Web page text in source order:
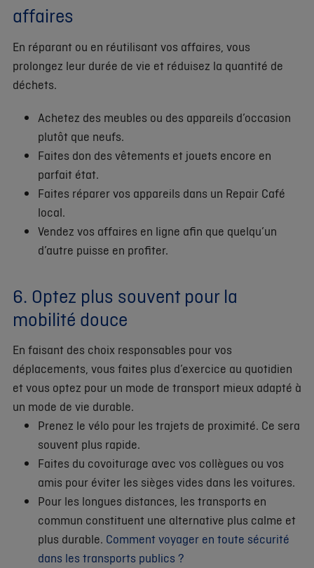
affaires
En réparant ou en réutilisant vos affaires, vous
prolongez leur durée de vie et réduisez la quantité de
déchets.
Achetez des meubles ou des appareils d’occasion
plutôt que neufs.
Faites don des vêtements et jouets encore en
parfait état.
Faites réparer vos appareils dans un Repair Café
local.
Vendez vos affaires en ligne afin que quelqu’un
d’autre puisse en profiter.
6. Optez plus souvent pour la
mobilité douce
En faisant des choix responsables pour vos
déplacements, vous faites plus d’exercice au quotidien
et vous optez pour un mode de transport mieux adapté à
un mode de vie durable.
Prenez le vélo pour les trajets de proximité. Ce sera
souvent plus rapide.
Faites du covoiturage avec vos collègues ou vos
amis pour éviter les sièges vides dans les voitures.
Pour les longues distances, les transports en
commun constituent une alternative plus calme et
plus durable. Comment voyager en toute sécurité
dans les transports publics ?